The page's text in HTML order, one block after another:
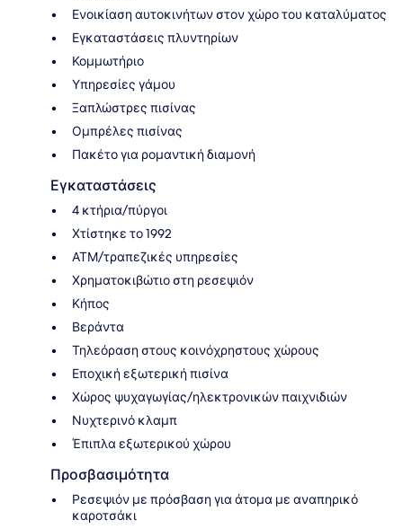
Ενοικίαση αυτοκινήτων στον χώρο του καταλύματος
Εγκαταστάσεις πλυντηρίων
Κομμωτήριο
Υπηρεσίες γάμου
Ξαπλώστρες πισίνας
Ομπρέλες πισίνας
Πακέτο για ρομαντική διαμονή
Εγκαταστάσεις
4 κτήρια/πύργοι
Χτίστηκε το 1992
ΑΤΜ/τραπεζικές υπηρεσίες
Χρηματοκιβώτιο στη ρεσεψιόν
Κήπος
Βεράντα
Τηλεόραση στους κοινόχρηστους χώρους
Εποχική εξωτερική πισίνα
Χώρος ψυχαγωγίας/ηλεκτρονικών παιχνιδιών
Νυχτερινό κλαμπ
Έπιπλα εξωτερικού χώρου
Προσβασιμότητα
Ρεσεψιόν με πρόσβαση για άτομα με αναπηρικό
καροτσάκι